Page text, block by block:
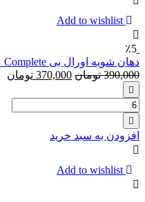
ژله
ای
رایت
گارد
Right
Guard
FRESH
BLAST
Add to wishlist
٪5
دهان شویه اورال بی Complete مدل oral-B Lasting Freshness حجم 250 میلی لیتر
390,000 تومان 370,000 تومان
تعداد:
دهان
شویه
اورال
بی
Complete
مدل
افزودن به سبد خرید
Add to wishlist